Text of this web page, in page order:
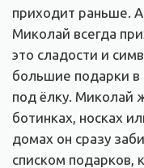
приходит раньше. А
Миколай всегда
это сладости и
большие подарки в
под ёлку. Миколай
ботинках, носках
домах он сразу
списком подарков,